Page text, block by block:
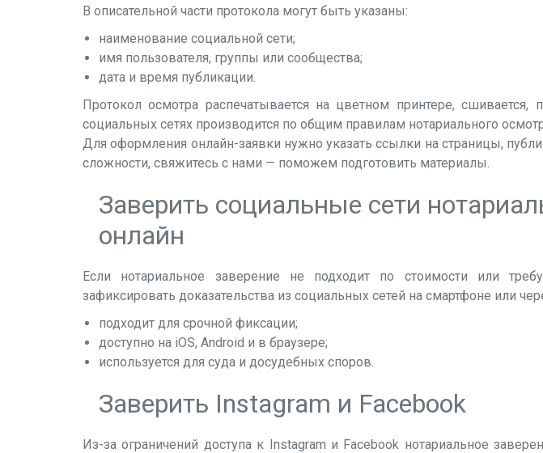
В описательной части протокола могут быть указаны:
наименование социальной сети;
имя пользователя, группы или сообщества;
дата и время публикации.
Протокол осмотра распечатывается на цветном принтере,
социальных сетях производится по общим правилам нотариального
Для оформления онлайн-заявки нужно указать ссылки на страницы,
сложности, свяжитесь с нами — поможем подготовить материалы.
Заверить социальные сети
онлайн
Если нотариальное заверение не подходит по стоимости или
зафиксировать доказательства из социальных сетей на смартфоне или
подходит для срочной фиксации;
доступно на iOS, Android и в браузере;
используется для суда и досудебных споров.
Заверить Instagram и Facebook
Из-за ограничений доступа к Instagram и Facebook нотариальное